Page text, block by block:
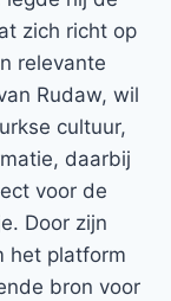
zich richt op
relevante
Rudaw, wil
cultuur,
daarbij
voor de
Door zijn
het platform
bron voor